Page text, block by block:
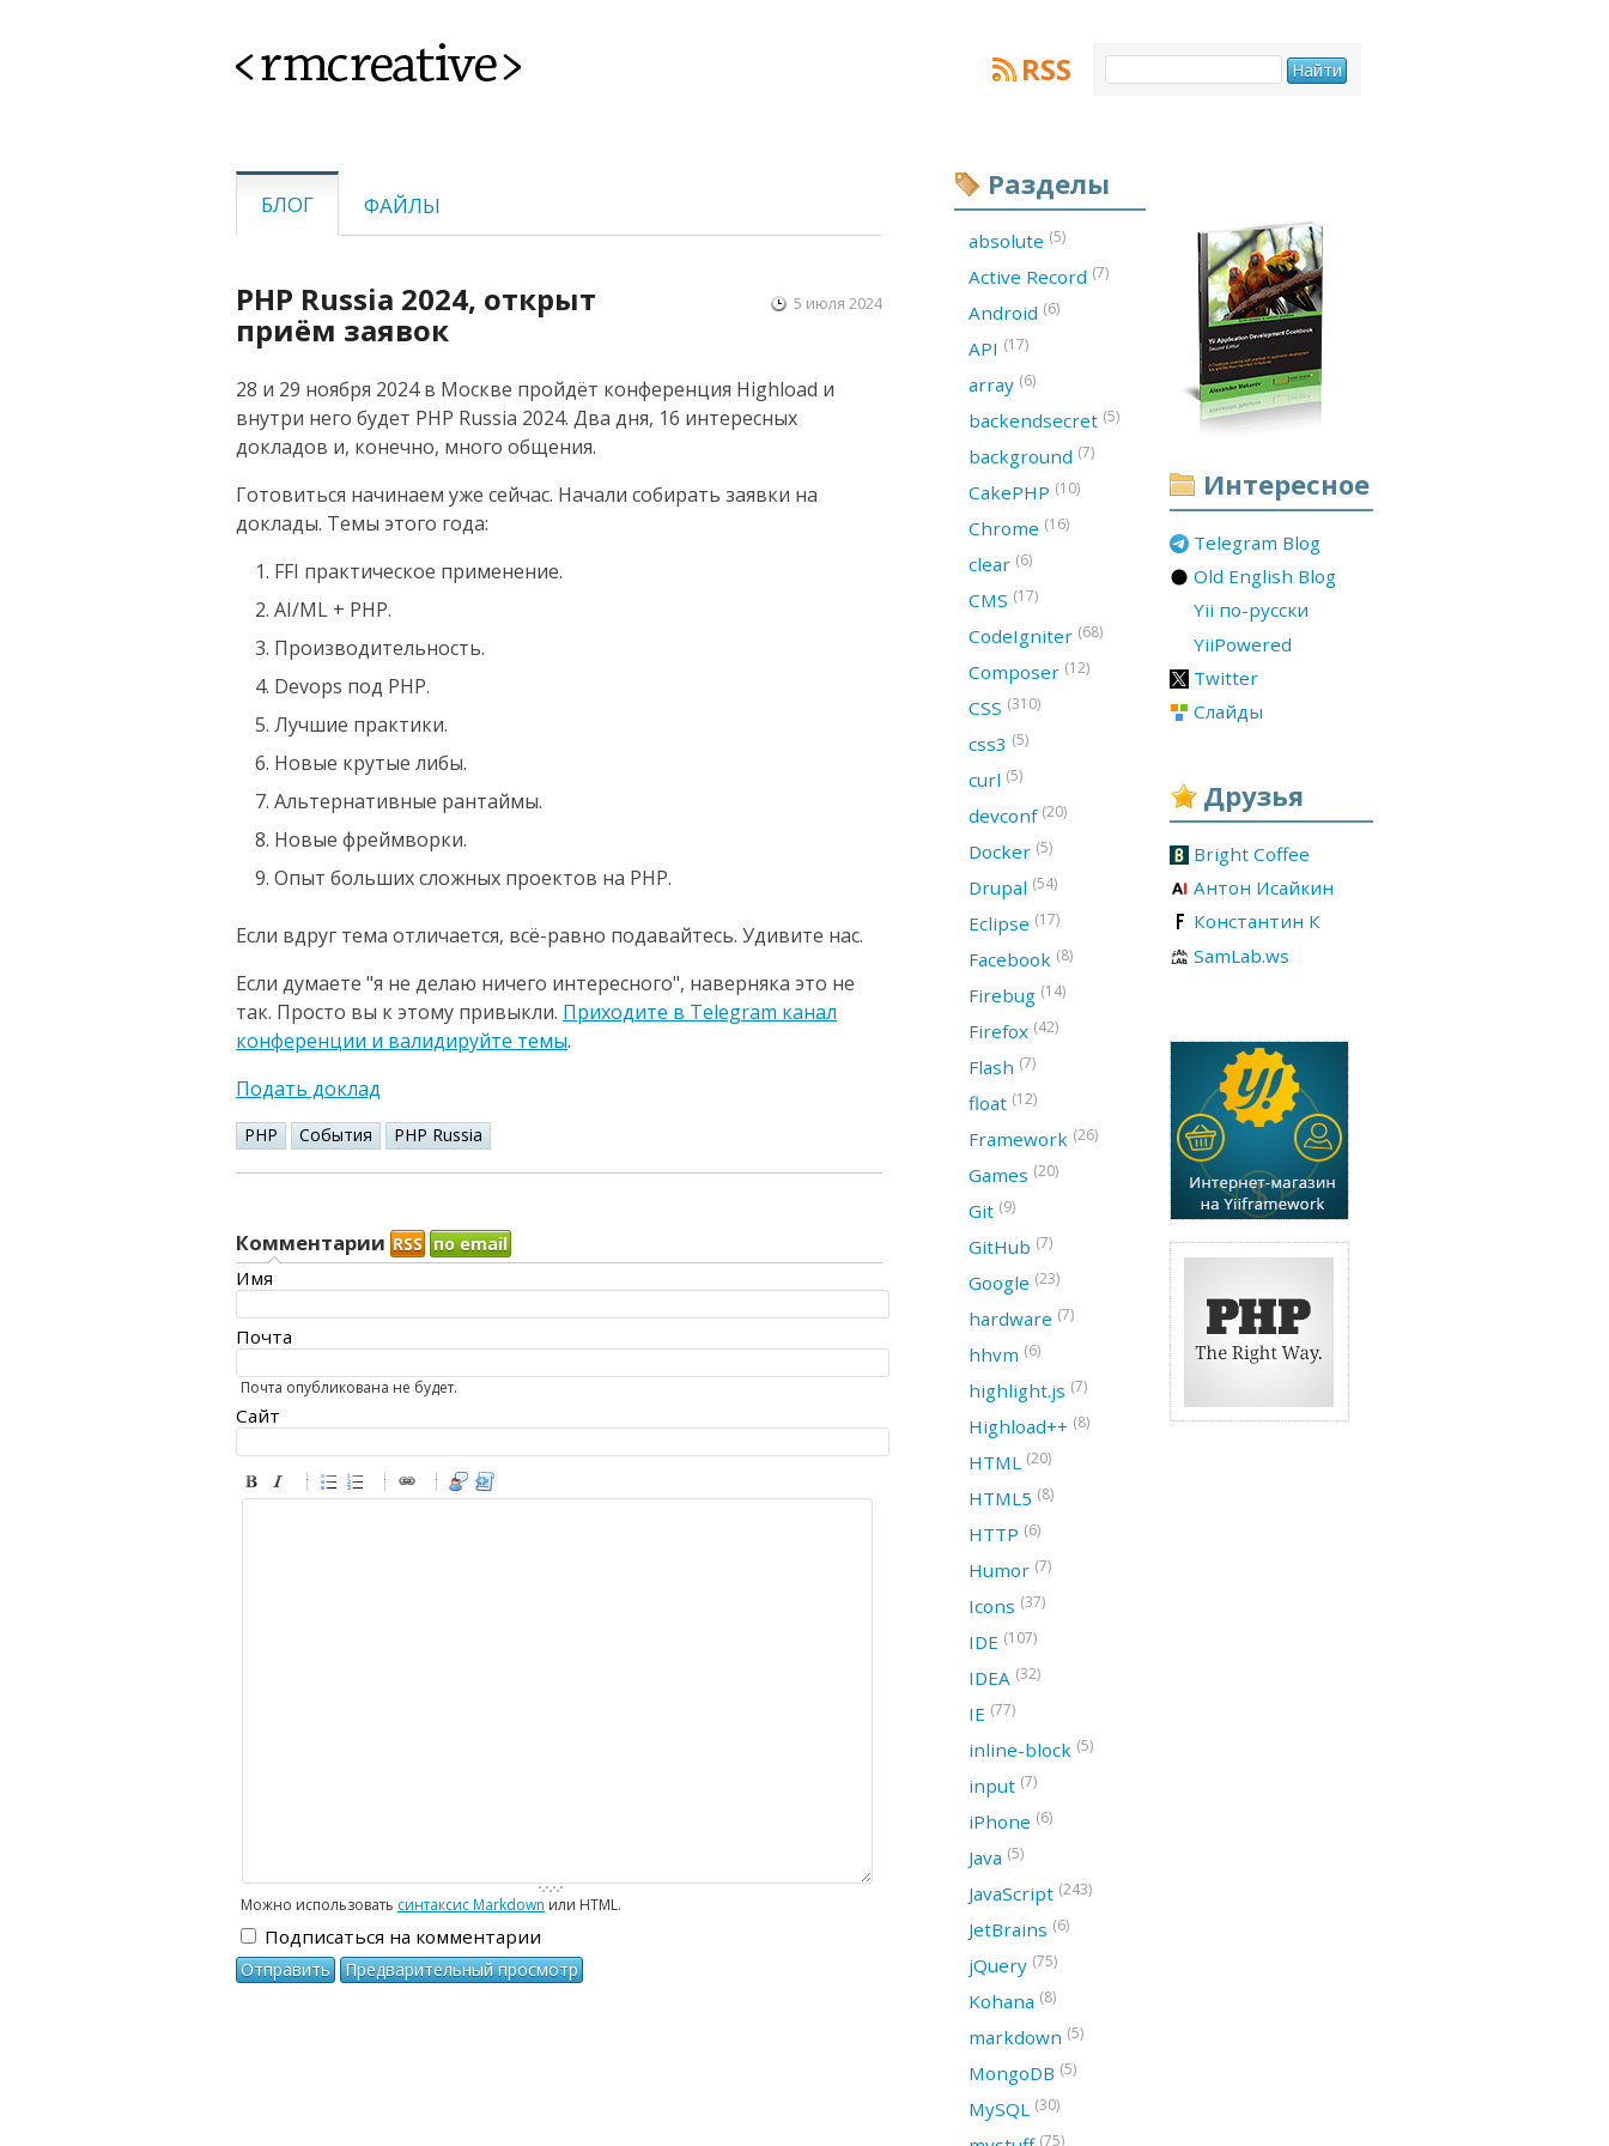
<rmcreative> RSS
БЛОГ ФАЙЛЫ
PHP Russia 2024, открыт
приём заявок
5 июля 2024
28 и 29 ноября 2024 в Москве пройдёт конференция Highload и
внутри него будет PHP Russia 2024. Два дня, 16 интересных
докладов и, конечно, много общения.
Готовиться начинаем уже сейчас. Начали собирать заявки на
доклады. Темы этого года:
FFI практическое применение.
AI/ML + PHP.
Производительность.
Devops под PHP.
Лучшие практики.
Новые крутые либы.
Альтернативные рантаймы.
Новые фреймворки.
Опыт больших сложных проектов на PHP.
Если вдруг тема отличается, всё-равно подавайтесь. Удивите нас.
Если думаете "я не делаю ничего интересного", наверняка это не
так. Просто вы к этому привыкли. Приходите в Telegram канал
конференции и валидируйте темы.
Подать доклад
PHP События PHP Russia
Комментарии RSS по email
Имя
Почта
Почта опубликована не будет.
Сайт
-
-
-
-
-
-
Можно использовать синтаксис Markdown или HTML.
Подписаться на комментарии
Интересное
Telegram Blog
Old English Blog
Yii по-русски
YiiPowered
Twitter
Слайды
Друзья
Bright Coffee
Антон Исайкин
Константин К
SamLab.ws
Разделы
absolute (5)
Active Record (7)
Android (6)
API (17)
array (6)
backendsecret (5)
background (7)
CakePHP (10)
Chrome (16)
clear (6)
CMS (17)
CodeIgniter (68)
Composer (12)
CSS (310)
css3 (5)
curl (5)
devconf (20)
Docker (5)
Drupal (54)
Eclipse (17)
Facebook (8)
Firebug (14)
Firefox (42)
Flash (7)
float (12)
Framework (26)
Games (20)
Git (9)
GitHub (7)
Google (23)
hardware (7)
hhvm (6)
highlight.js (7)
Highload++ (8)
HTML (20)
HTML5 (8)
HTTP (6)
Humor (7)
Icons (37)
IDE (107)
IDEA (32)
IE (77)
inline-block (5)
input (7)
iPhone (6)
Java (5)
JavaScript (243)
JetBrains (6)
jQuery (75)
Kohana (8)
markdown (5)
MongoDB (5)
MySQL (30)
(75)